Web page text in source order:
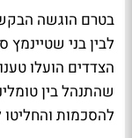
בטרם הוגשה
לבין בני שטיינמץ
הצדדים הועלו
שהתנהל בין
להסכמות